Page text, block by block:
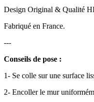
Design Original & Qualité
Fabriqué en France.
---
Conseils de pose :
1- Se colle sur une surface
2- Encoller le mur